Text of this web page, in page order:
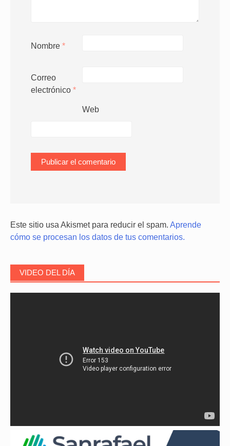
Nombre *
Correo
electrónico *
Web
Este sitio usa Akismet para reducir el spam. Aprende
cómo se procesan los datos de tus comentarios.
VIDEO DEL DÍA